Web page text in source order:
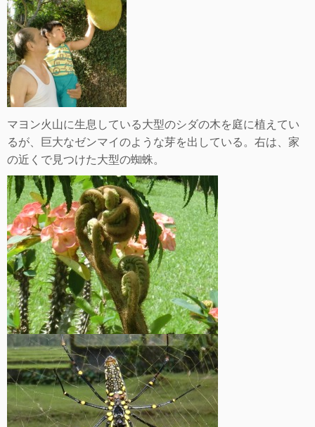
マヨン火山に生息している大型のシダの木を庭に植えてい
るが、巨大なゼンマイのような芽を出している。右は、家
の近くで見つけた大型の蜘蛛。